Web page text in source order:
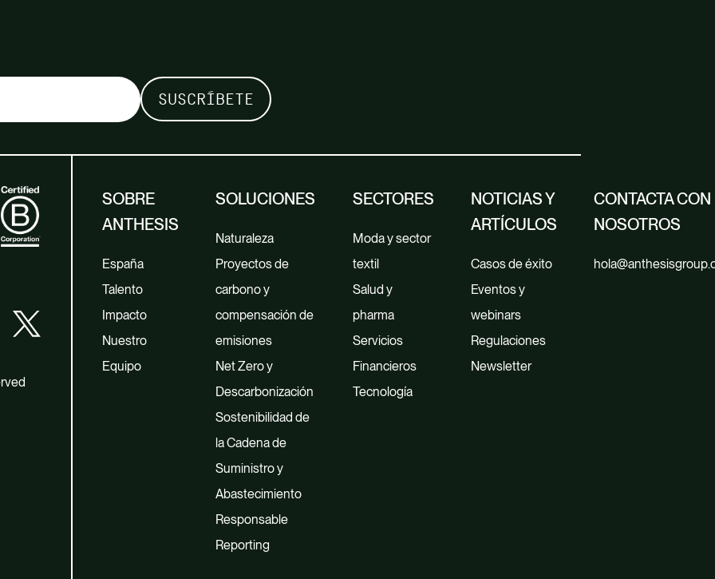
SOBRE
ANTHESIS
España
Talento
Impacto
Nuestro
Equipo
SOLUCIONES
Naturaleza
Proyectos de
carbono y
compensación de
emisiones
Net Zero y
Descarbonización
Sostenibilidad de
la Cadena de
Suministro y
Abastecimiento
Responsable
Reporting
SECTORES
Moda y sector
textil
Salud y
pharma
Servicios
Financieros
Tecnología
NOTICIAS Y
ARTÍCULOS
Casos de éxito
Eventos y
webinars
Regulaciones
Newsletter
CONTACTA CON
NOSOTROS